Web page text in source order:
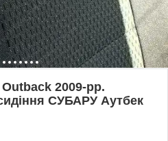
2009-рр.
СУБАРУ Аутбек